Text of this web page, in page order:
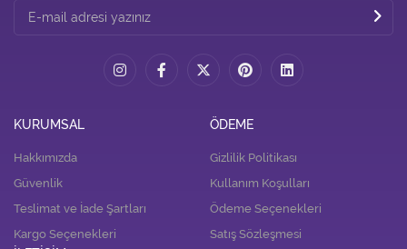
KURUMSAL
Hakkımızda
Güvenlik
Teslimat ve İade Şartları
Kargo Seçenekleri
ÖDEME
Gizlilik Politikası
Kullanım Koşulları
Ödeme Seçenekleri
Satış Sözleşmesi